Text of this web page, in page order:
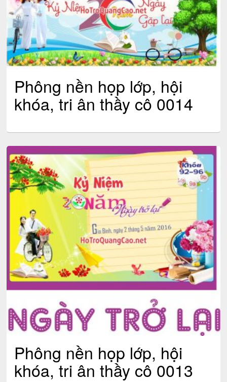
Phông nền họp lớp, hội
khóa, tri ân thầy cô 0014
Phông nền họp lớp, hội
khóa, tri ân thầy cô 0013